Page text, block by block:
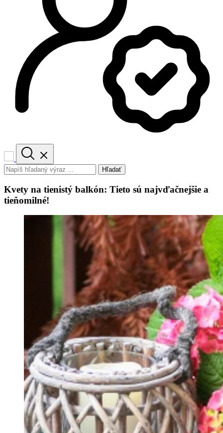
Hľadať
Kvety na tienistý balkón: Tieto sú najvďačnejšie a
tieňomilné!